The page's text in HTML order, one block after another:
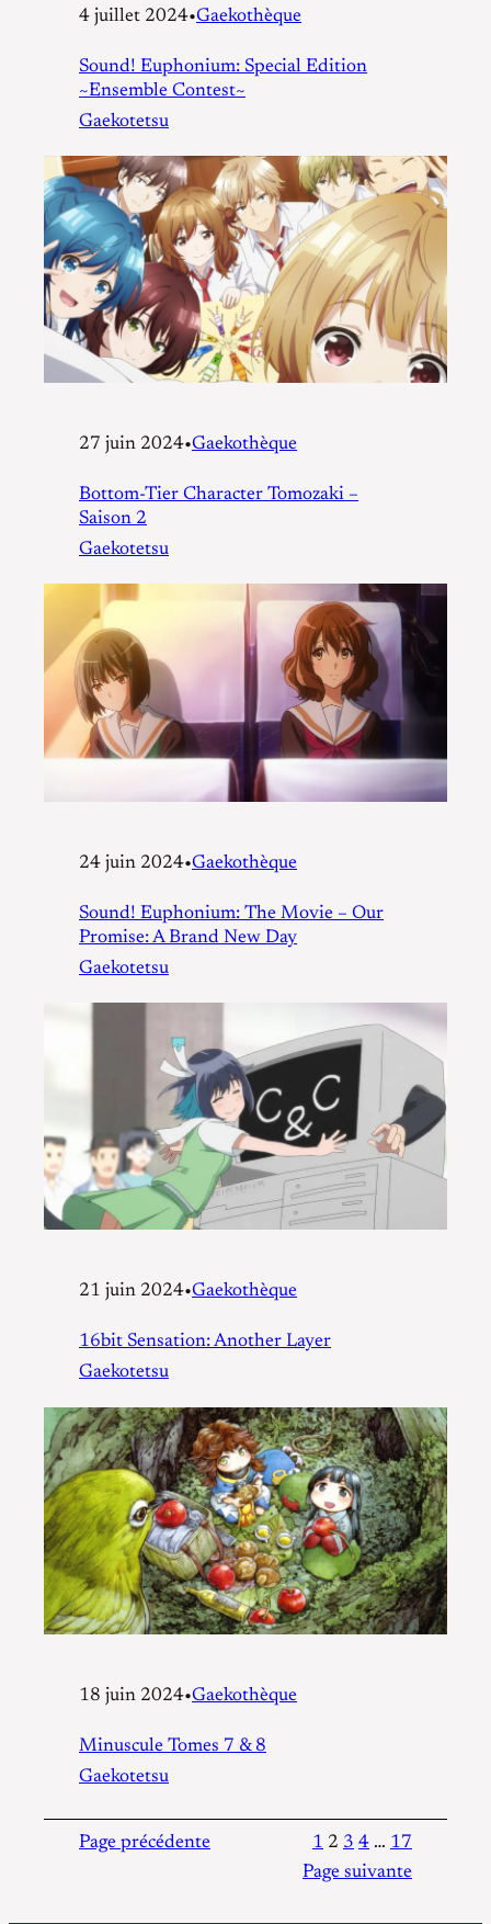
4 juillet 2024•Gaekothèque
Sound! Euphonium: Special Edition
~Ensemble Contest~
Gaekotetsu
27 juin 2024•Gaekothèque
Bottom-Tier Character Tomozaki –
Saison 2
Gaekotetsu
24 juin 2024•Gaekothèque
Sound! Euphonium: The Movie – Our
Promise: A Brand New Day
Gaekotetsu
21 juin 2024•Gaekothèque
16bit Sensation: Another Layer
Gaekotetsu
18 juin 2024•Gaekothèque
Minuscule Tomes 7 & 8
Gaekotetsu
Page précédente 1 2 3 4 … 17
Page suivante